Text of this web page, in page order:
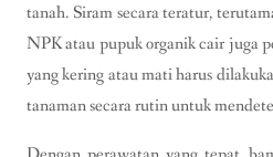
tanah. Siram secara teratur,
NPK atau pupuk organik cair juga
yang kering atau mati harus
tanaman secara rutin untuk